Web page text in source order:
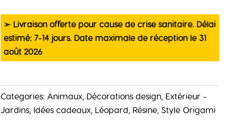
➢ Livraison offerte pour cause de crise sanitaire. Délai
estimé: 7-14 jours. Date maximale de réception le 31
août 2026
Categories: Animaux, Décorations design, Extérieur -
Jardins, Idées cadeaux, Léopard Résine, Style Origami